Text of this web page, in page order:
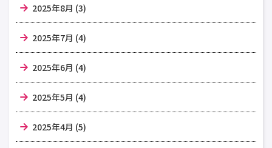
2025年8月 (3)
2025年7月 (4)
2025年6月 (4)
2025年5月 (4)
2025年4月 (5)